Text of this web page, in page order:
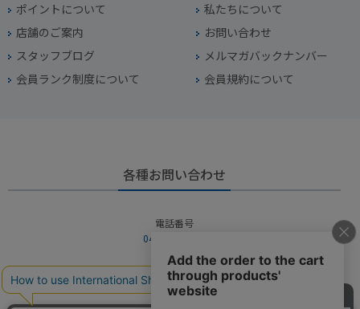
ポイントについて
私たちについて
店舗のご案内
お問い合わせ
スタッフブログ
メルマガバックナンバー
会員ランク制度について
会員規約について
各種お問い合わせ
電話番号
045-949-2451
営業時間
10：00～19：00